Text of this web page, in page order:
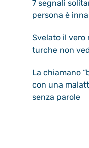
7 segnali
persona è
Svelato il vero
turche non
La chiamano
con una
senza parole